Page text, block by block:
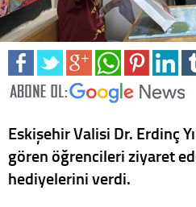
Eskişehir Valisi Dr. Erdinç
gören öğrencileri ziyaret
hediyelerini verdi.